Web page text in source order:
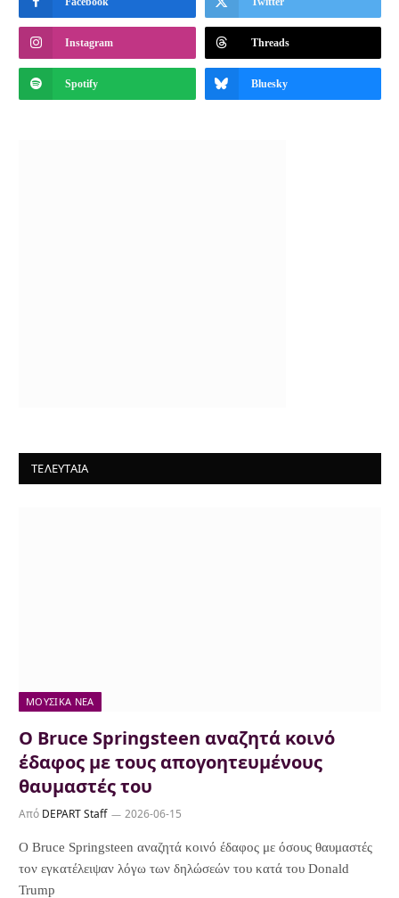
Instagram Threads
Spotify Bluesky
ΤΕΛΕΥΤΑΙΑ
ΜΟΥΣΙΚΆ ΝΈΑ
Ο Bruce Springsteen αναζητά κοινό
έδαφος με τους απογοητευμένους
θαυμαστές του
Από DEPART Staff 2026-06-15
Ο Bruce Springsteen αναζητά κοινό έδαφος με όσους θαυμαστές
τον εγκατέλειψαν λόγω των δηλώσεών του κατά του Donald
Trump